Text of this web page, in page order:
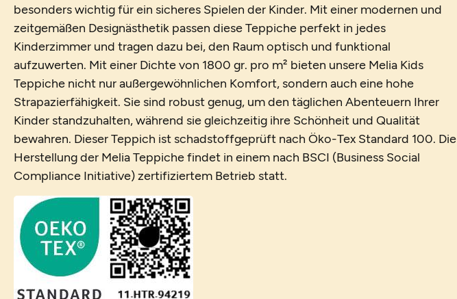
besonders wichtig für ein sicheres Spielen der Kinder. Mit einer modernen und
zeitgemäßen Designästhetik passen diese Teppiche perfekt in jedes
Kinderzimmer und tragen dazu bei, den Raum optisch und funktional
aufzuwerten. Mit einer Dichte von 1800 gr. pro m² bieten unsere Melia Kids
Teppiche nicht nur außergewöhnlichen Komfort, sondern auch eine hohe
Strapazierfähigkeit. Sie sind robust genug, um den täglichen Abenteuern Ihrer
Kinder standzuhalten, während sie gleichzeitig ihre Schönheit und Qualität
bewahren. Dieser Teppich ist schadstoffgeprüft nach Öko-Tex Standard 100. Die
Herstellung der Melia Teppiche findet in einem nach BSCI (Business Social
Compliance Initiative) zertifiziertem Betrieb statt.